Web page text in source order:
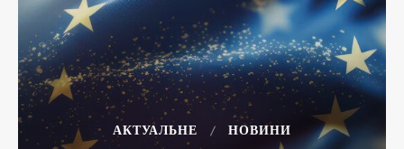
АКТУАЛЬНЕ НОВИНИ